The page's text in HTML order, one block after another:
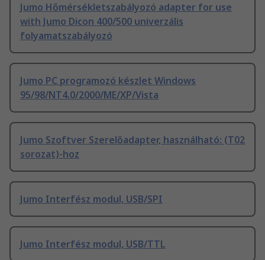
Jumo Hőmérsékletszabályozó adapter for use
with Jumo Dicon 400/500 univerzális
folyamatszabályozó
Jumo PC programozó készlet Windows
95/98/NT4.0/2000/ME/XP/Vista
Jumo Szoftver Szerelőadapter, használható: (T02
sorozat)-hoz
Jumo Interfész modul, USB/SPI
Jumo Interfész modul, USB/TTL